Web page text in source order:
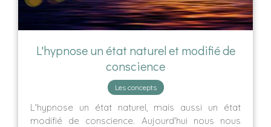
L'hypnose un état naturel et modifié de
conscience
Les concepts
L'hypnose un état naturel, mais aussi un état
modifié de conscience. Aujourd'hui nous nous